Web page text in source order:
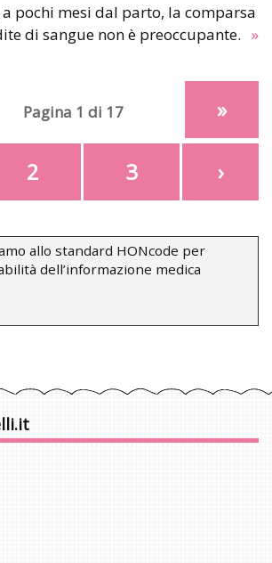
pochi mesi dal parto, la comparsa
di sangue non è preoccupante. »
Pagina 1 di 17
2 3 ›
»
allo standard HONcode per
dell’informazione medica